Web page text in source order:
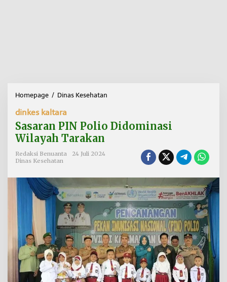
Homepage / Dinas Kesehatan
a
N
P
o
i
o
D
i
d
o
m
i
dinkes kaltara
Sasaran PIN Polio Didominasi
Wilayah Tarakan
Redaksi Benuanta
24 Juli 2024
Dinas Kesehatan